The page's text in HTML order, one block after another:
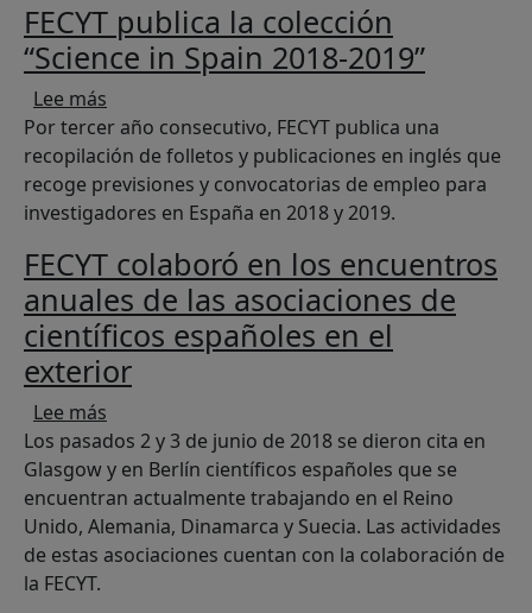
FECYT publica la colección
“Science in Spain 2018-2019”
Lee más
Por tercer año consecutivo, FECYT publica una
recopilación de folletos y publicaciones en inglés que
recoge previsiones y convocatorias de empleo para
investigadores en España en 2018 y 2019.
FECYT colaboró en los encuentros
anuales de las asociaciones de
científicos españoles en el
exterior
Lee más
Los pasados 2 y 3 de junio de 2018 se dieron cita en
Glasgow y en Berlín científicos españoles que se
encuentran actualmente trabajando en el Reino
Unido, Alemania, Dinamarca y Suecia. Las actividades
de estas asociaciones cuentan con la colaboración de
la FECYT.